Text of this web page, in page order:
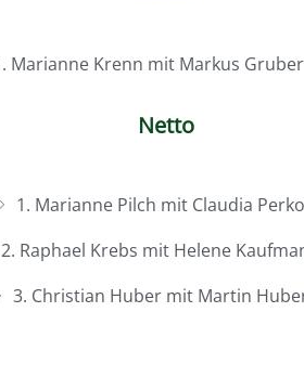
Marianne Krenn mit Markus
Netto
1. Marianne Pilch mit Claudia
2. Raphael Krebs mit Helene
3. Christian Huber mit Martin